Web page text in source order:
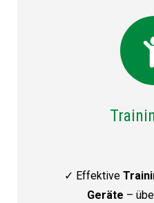
✓ Effektive
Geräte –